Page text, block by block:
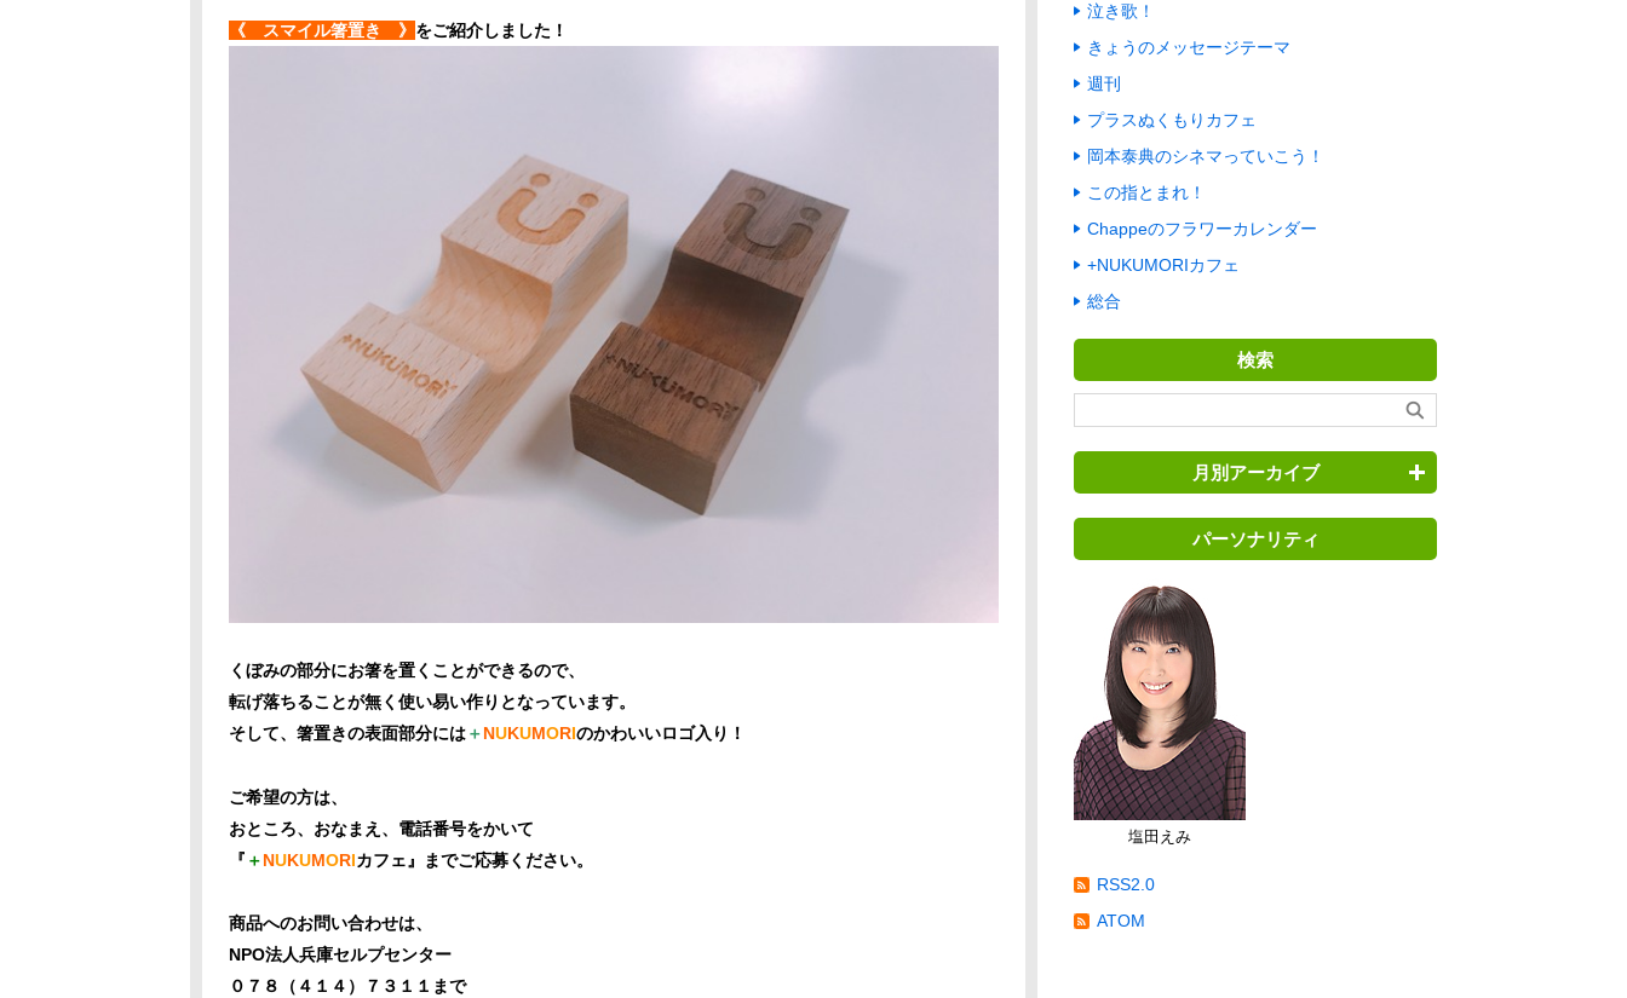
《 スマイル箸置き 》 をご紹介しました！
くぼみの部分にお箸を置くことができるので、
転げ落ちることが無く使い易い作りとなっています。
そして、箸置きの表面部分には＋NUKUMORIのかわいいロゴ入り！
ご希望の方は、
おところ、おなまえ、電話番号をかいて
『 ＋NUKUMORIカフェ』までご応募ください。
商品へのお問い合わせは、
NPO法人兵庫セルプセンター
０７８（４１４）７３１１まで
泣き歌！
きょうのメッセージテーマ
週刊
プラスぬくもりカフェ
岡本泰典のシネマっていこう！
この指とまれ！
Chappeのフラワーカレンダー
+NUKUMORIカフェ
総合
検索
月別アーカイブ
パーソナリティ
塩田えみ
RSS2.0
ATOM